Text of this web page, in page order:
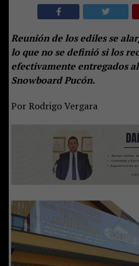
Reunión de los ediles se
lo que no se definió si los
efectivamente entregados
Snowboard Pucón.
Por Rodrigo Vergara